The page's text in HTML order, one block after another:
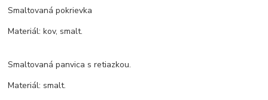
Smaltovaná pokrievka
Materiál: kov, smalt.
Smaltovaná panvica s retiazkou.
Materiál: smalt.